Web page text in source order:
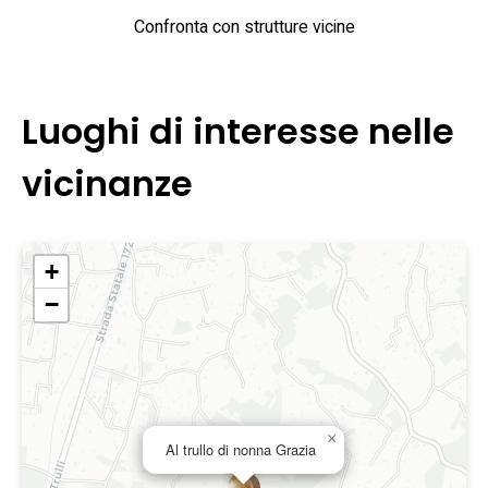
Confronta con strutture vicine
Luoghi di interesse nelle
vicinanze
Al trullo di nonna Grazia
×
+
−